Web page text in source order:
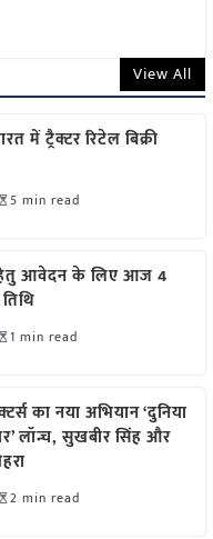
View All
में ट्रैक्टर रिटेल बिक्री
5 min read
हेतु आवेदन के लिए आज 4
1 min read
का नया अभियान ‘दुनिया
लॉन्च, सुखबीर सिंह और
2 min read